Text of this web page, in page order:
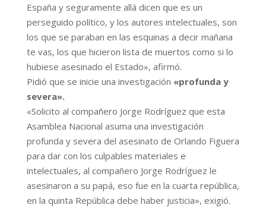
España y seguramente allá dicen que es un
perseguido político, y los autores intelectuales, son
los que se paraban en las esquinas a decir mañana
te vas, los que hicieron lista de muertos como si lo
hubiese asesinado el Estado», afirmó.
Pidió que se inicie una investigación «profunda y
severa».
«Solicito al compañero Jorge Rodríguez que esta
Asamblea Nacional asuma una investigación
profunda y severa del asesinato de Orlando Figuera
para dar con los culpables materiales e
intelectuales, al compañero Jorge Rodríguez le
asesinaron a su papá, eso fue en la cuarta república,
en la quinta República debe haber justicia», exigió.